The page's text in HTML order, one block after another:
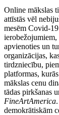
Online mākslas
attīstās vēl
mesēm Covid-
ierobežojumiem,
apvienoties un
organizācijas,
tirdzniecību,
platformas,
mākslas cenu
tādas pirkšanas
FineArtAmerica
demokrātiskām